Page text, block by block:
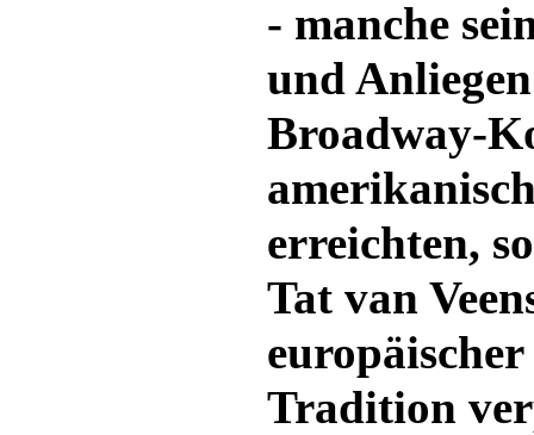
- manche
und
Broadway-
erreichten,
Tat van
Tradition